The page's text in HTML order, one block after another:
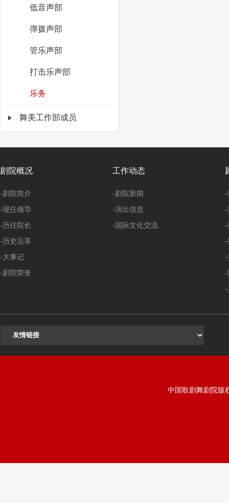
低音声部
弹拨声部
管乐声部
打击乐声部
乐务
舞美工作部成员
剧院概况
-剧院简介
-现任领导
-历任院长
-历史沿革
-大事记
-剧院荣誉
工作动态
-剧院新闻
-演出信息
-国际文化交流
-
-
-
-
-
-
-
中国歌剧舞剧院版